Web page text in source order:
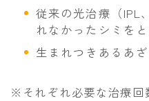
従来の光治療（IPL
れなかったシミを
生まれつきあるあ
※それぞれ必要な治療回